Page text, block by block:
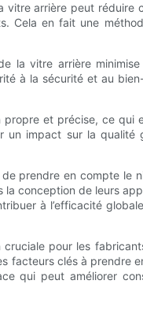
arrière peut réduire
Cela en fait une
la vitre arrière
à la sécurité et au
et précise, ce qui
un impact sur la qualité
prendre en compte le
conception de leurs
à l’efficacité
pour les
facteurs clés à prendre
qui peut améliorer